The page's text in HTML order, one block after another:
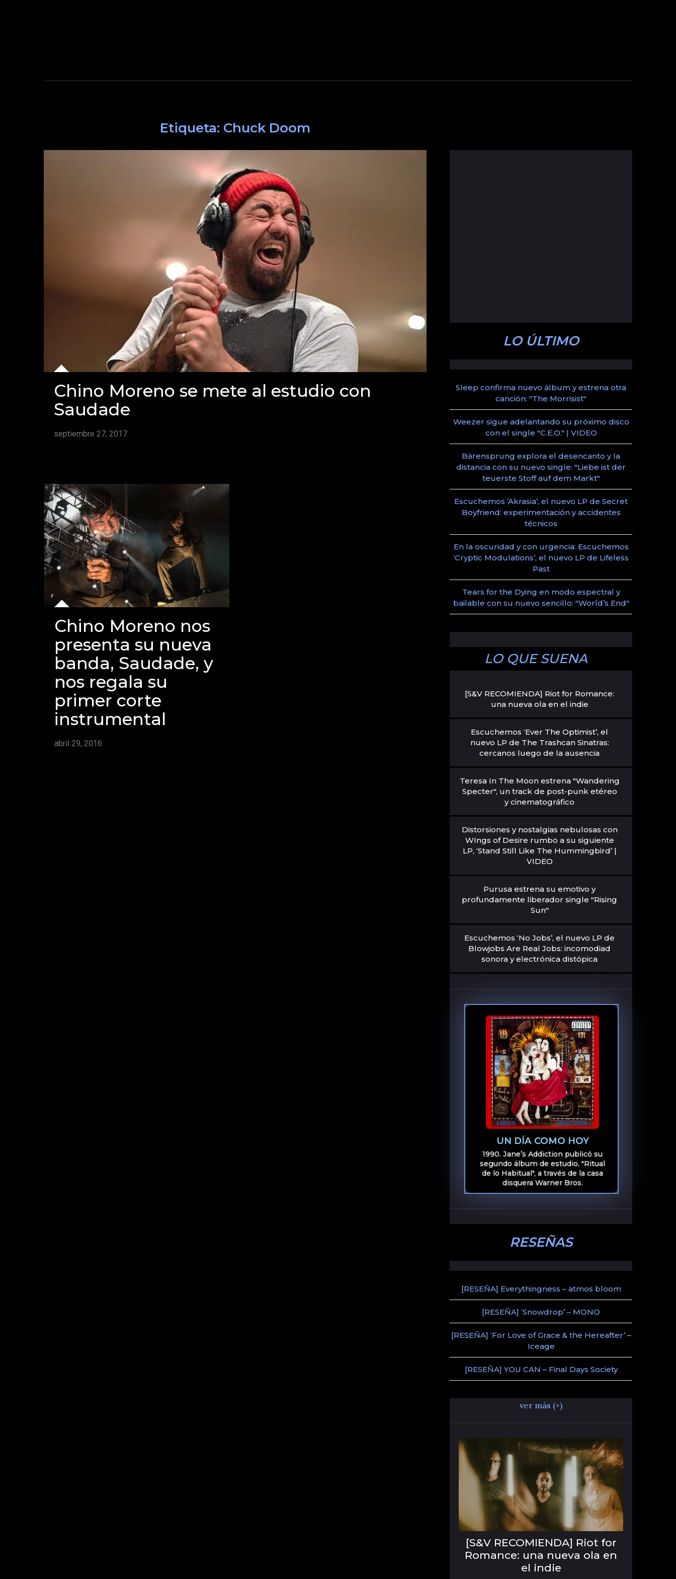
Etiqueta: Chuck Doom
Chino Moreno se mete al estudio con
Saudade
septiembre 27, 2017
Chino Moreno nos
presenta su nueva
banda, Saudade, y
nos regala su
primer corte
instrumental
abril 29, 2016
LO ÚLTIMO
Sleep confirma nuevo álbum y estrena otra
canción: "The Morrisist"
Weezer sigue adelantando su próximo disco
con el single "C.E.O." | VIDEO
Bärensprung explora el desencanto y la
distancia con su nuevo single: "Liebe ist der
teuerste Stoff auf dem Markt"
Escuchemos ‘Akrasia’, el nuevo LP de Secret
Boyfriend: experimentación y accidentes
técnicos
En la oscuridad y con urgencia: Escuchemos
‘Cryptic Modulations’, el nuevo LP de Lifeless
Past
Tears for the Dying en modo espectral y
bailable con su nuevo sencillo: "World’s End"
LO QUE SUENA
[S&V RECOMIENDA] Riot for Romance:
una nueva ola en el indie
Escuchemos ‘Ever The Optimist’, el
nuevo LP de The Trashcan Sinatras:
cercanos luego de la ausencia
Teresa In The Moon estrena "Wandering
Specter", un track de post-punk etéreo
y cinematográfico
Distorsiones y nostalgias nebulosas con
WIngs of Desire rumbo a su siguiente
LP, ‘Stand Still Like The Hummingbird’ |
VIDEO
Purusa estrena su emotivo y
profundamente liberador single "Rising
Sun"
Escuchemos ‘No Jobs’, el nuevo LP de
Blowjobs Are Real Jobs: incomodiad
sonora y electrónica distópica
UN DÍA COMO HOY
1990. Jane’s Addiction publicó su
segundo álbum de estudio, "Ritual
de lo Habitual", a través de la casa
disquera Warner Bros.
RESEÑAS
[RESEÑA] Everythingness – atmos bloom
[RESEÑA] ‘Snowdrop’ – MONO
[RESEÑA] ‘For Love of Grace & the Hereafter’ –
Iceage
[RESEÑA] YOU CAN – Final Days Society
ver más (+)
[S&V RECOMIENDA] Riot for
Romance: una nueva ola en
el indie